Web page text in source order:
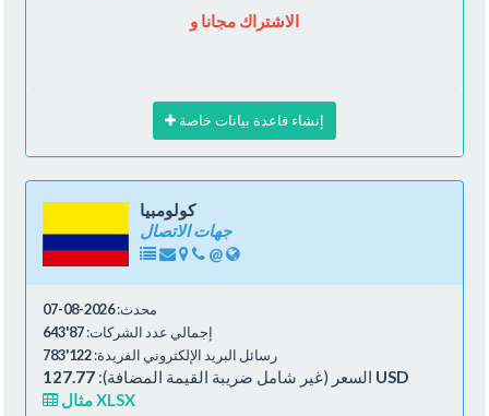
الاشتراك مجانا و
إنشاء قاعدة بيانات خاصة
كولومبيا
جهات الاتصال
@
محدث:2026-08-07
إجمالي عدد الشركات:87'643
رسائل البريد الإلكتروني الفريدة:122'783
السعر (غير شامل ضريبة القيمة المضافة): 127.77 USD
مثال XLSX